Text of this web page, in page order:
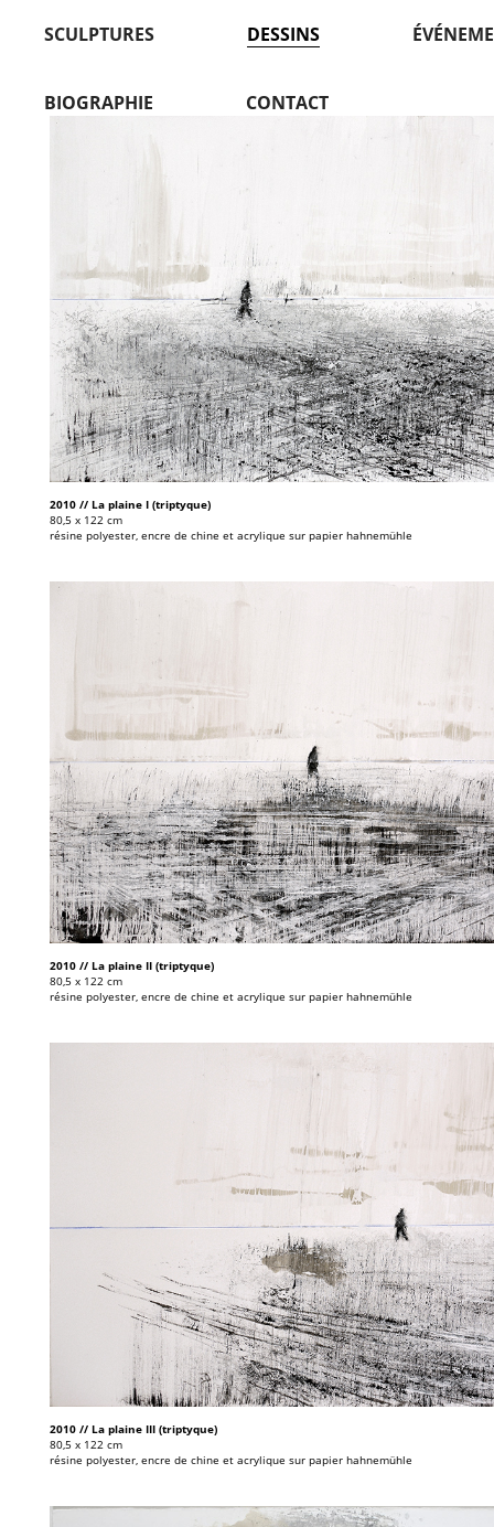
SCULPTURES DESSINS
BIOGRAPHIE CONTACT
2010 // La plaine I (triptyque)
80,5 x 122 cm
résine polyester, encre de chine et acrylique sur papier hahnemühle
2010 // La plaine II (triptyque)
80,5 x 122 cm
résine polyester, encre de chine et acrylique sur papier hahnemühle
2010 // La plaine III (triptyque)
80,5 x 122 cm
résine polyester, encre de chine et acrylique sur papier hahnemühle